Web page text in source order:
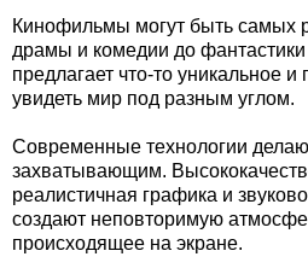
Кинофильмы могут быть самых
драмы и комедии до
предлагает что-то уникальное и
увидеть мир под разным углом.
Современные технологии
захватывающим.
реалистичная графика и
создают неповторимую
происходящее на экране.